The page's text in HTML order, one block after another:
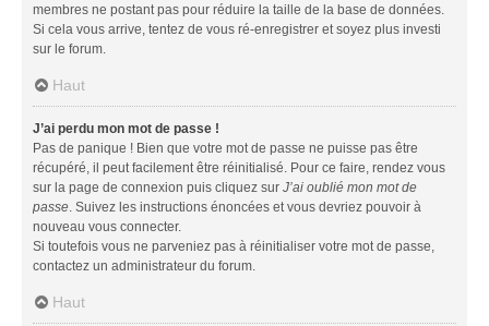
membres ne postant pas pour réduire la taille de la base de données.
Si cela vous arrive, tentez de vous ré-enregistrer et soyez plus investi
sur le forum.
Haut
J’ai perdu mon mot de passe !
Pas de panique ! Bien que votre mot de passe ne puisse pas être
récupéré, il peut facilement être réinitialisé. Pour ce faire, rendez vous
sur la page de connexion puis cliquez sur J’ai oublié mon mot de
passe. Suivez les instructions énoncées et vous devriez pouvoir à
nouveau vous connecter.
Si toutefois vous ne parveniez pas à réinitialiser votre mot de passe,
contactez un administrateur du forum.
Haut